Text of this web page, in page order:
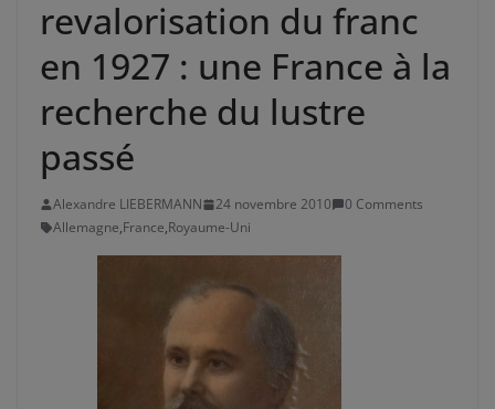
revalorisation du franc
en 1927 : une France à la
recherche du lustre
passé
Alexandre LIEBERMANN 24 novembre 2010
0 Comments
Allemagne,France,Royaume-Uni